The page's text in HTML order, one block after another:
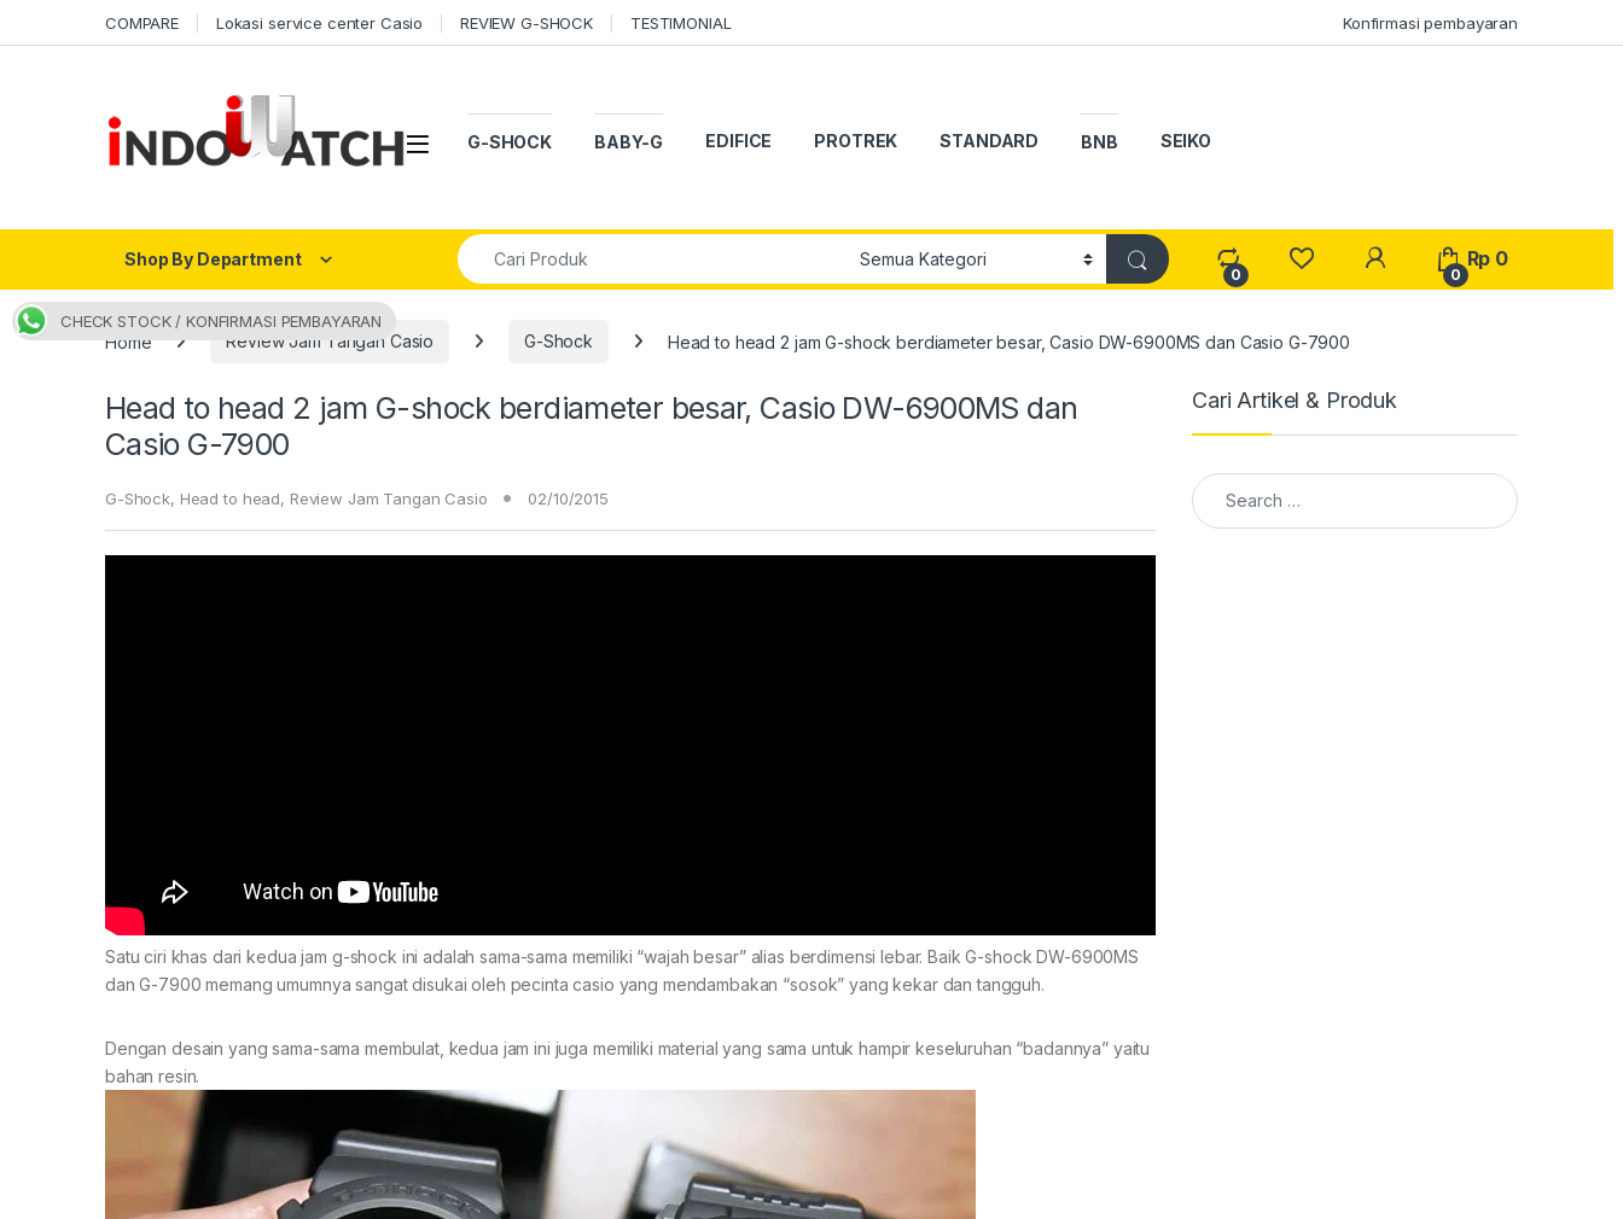
COMPARE Lokasi service center Casio REVIEW G-SHOCK TESTIMONIAL Konfirmasi pembayaran
Open G-SHOCK BABY-G EDIFICE PROTREK STANDARD BNB SEIKO
Shop By Department
Search for:
0
My Account
0
Rp 0
Home Review Jam Tangan Casio G-Shock Head to head 2 jam G-shock berdiameter besar, Casio DW-6900MS dan Casio G-7900
Head to head 2 jam G-shock berdiameter besar, Casio DW-6900MS dan
Casio G-7900
G-Shock, Head to head, Review Jam Tangan Casio 02/10/2015
Satu ciri khas dari kedua jam g-shock ini adalah sama-sama memiliki “wajah besar” alias berdimensi lebar. Baik G-shock DW-6900MS
dan G-7900 memang umumnya sangat disukai oleh pecinta casio yang mendambakan “sosok” yang kekar dan tangguh.
Dengan desain yang sama-sama membulat, kedua jam ini juga memiliki material yang sama untuk hampir keseluruhan “badannya” yaitu
bahan resin.
Cari Artikel & Produk
Search for:
CHECK STOCK / KONFIRMASI PEMBAYARAN